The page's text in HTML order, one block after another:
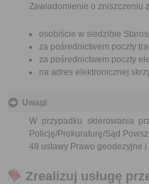
Zawiadomienie o zniszczeniu
osobiście w siedzibie
za pośrednictwem poczty
za pośrednictwem poczty
na adres elektronicznej
Uwagi
W przypadku skierowania
Policję/Prokuraturę/Sąd
48 ustawy Prawo geodezyjne
Zrealizuj usługę